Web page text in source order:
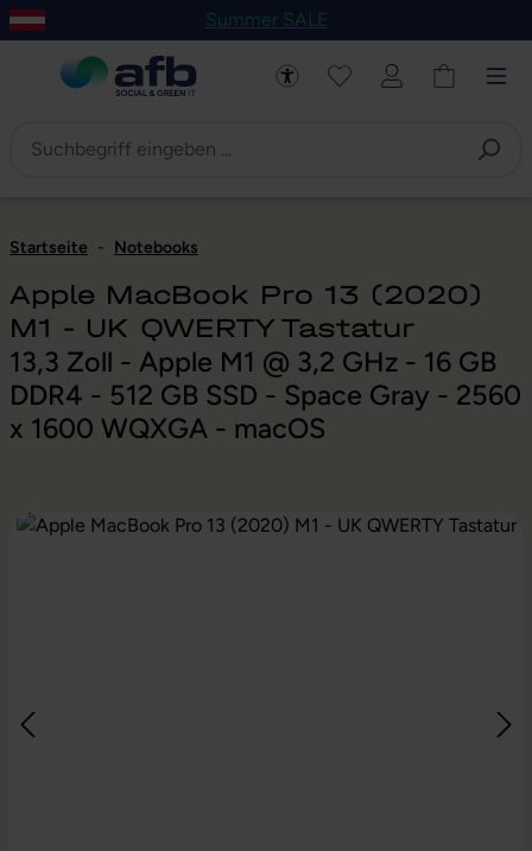
Hauptinhalt springen
Zur Navigation der B2B-Plattform springen
Summer SALE
Startseite - Notebooks
Apple MacBook Pro 13 (2020)
M1 - UK QWERTY Tastatur
13,3 Zoll - Apple M1 @ 3,2 GHz - 16 GB
DDR4 - 512 GB SSD - Space Gray - 2560
x 1600 WQXGA - macOS
Bildergalerie überspringen